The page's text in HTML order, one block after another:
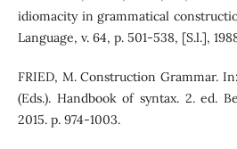
idiomacity in grammatical
Language, v. 64, p. 501-538, [S.l.],
FRIED, M. Construction Grammar.
(Eds.). Handbook of syntax. 2. ed.
2015. p. 974-1003.